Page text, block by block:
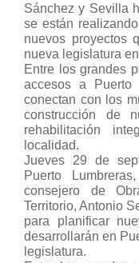
Sánchez y Sevilla
se están
nuevos proyectos
nueva legislatura
Entre los grandes
accesos a Puerto
conectan con los
construcción de
rehabilitación
localidad.
Jueves 29 de
Puerto
consejero de
Territorio, Antonio
para planificar
desarrollarán en
legislatura.